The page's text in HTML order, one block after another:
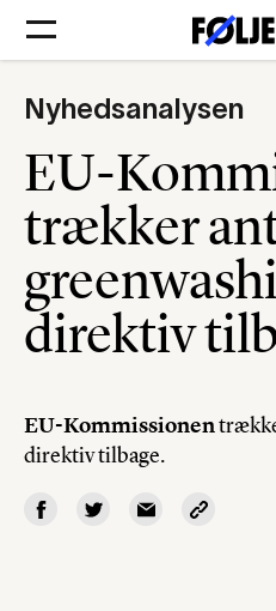
Forsider
Føljetoner
Søg
Min side
Nyhedsanalysen
EU-
trækker
direktiv
EU-Kommissionen
direktiv tilbage.